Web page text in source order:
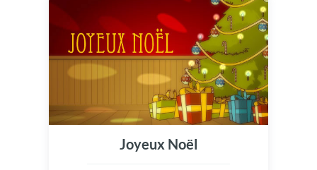
Joyeux Noël